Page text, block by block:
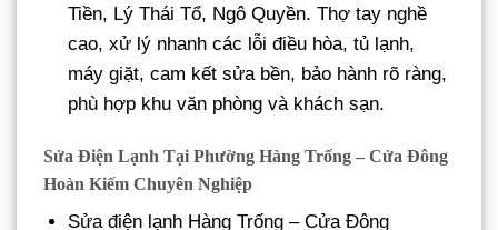
Tiền, Lý Thái Tổ, Ngô Quyền. Thợ tay nghề
cao, xử lý nhanh các lỗi điều hòa, tủ lạnh,
máy giặt, cam kết sửa bền, bảo hành rõ ràng,
phù hợp khu văn phòng và khách sạn.
Sửa Điện Lạnh Tại Phường Hàng Trống – Cửa Đông
Hoàn Kiếm Chuyên Nghiệp
Sửa điện lạnh Hàng Trống – Cửa Đông